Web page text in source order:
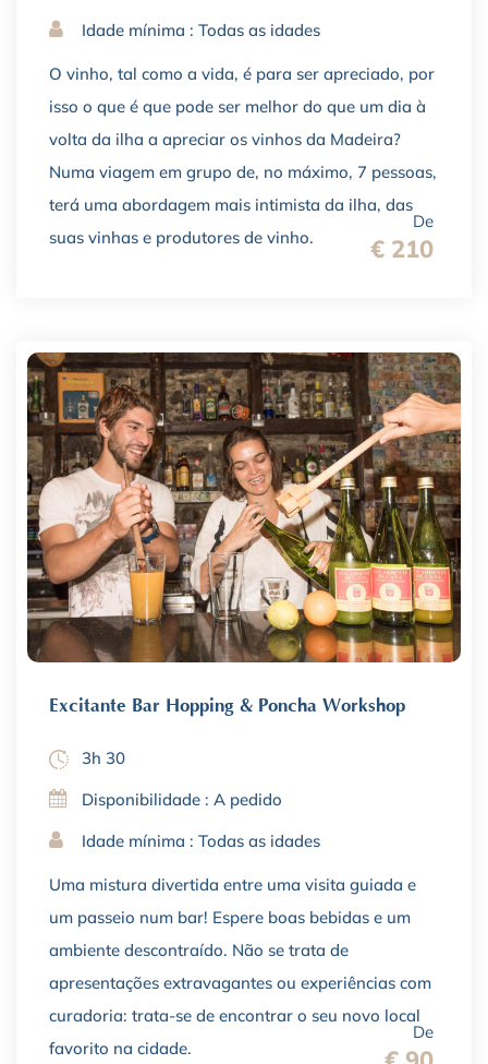
De
€ 210
Idade mínima : Todas as idades
O vinho, tal como a vida, é para ser apreciado, por
isso o que é que pode ser melhor do que um dia à
volta da ilha a apreciar os vinhos da Madeira?
Numa viagem em grupo de, no máximo, 7 pessoas,
terá uma abordagem mais intimista da ilha, das
suas vinhas e produtores de vinho.
Excitante Bar Hopping & Poncha Workshop
De
3h 30
Disponibilidade : A pedido
Idade mínima : Todas as idades
Uma mistura divertida entre uma visita guiada e
um passeio num bar! Espere boas bebidas e um
ambiente descontraído. Não se trata de
apresentações extravagantes ou experiências com
curadoria: trata-se de encontrar o seu novo local
favorito na cidade.